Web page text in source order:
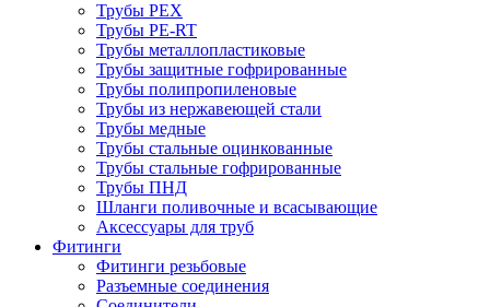
Трубы PEX
Трубы PE-RT
Трубы металлопластиковые
Трубы защитные гофрированные
Трубы полипропиленовые
Трубы из нержавеющей стали
Трубы медные
Трубы стальные оцинкованные
Трубы стальные гофрированные
Трубы ПНД
Шланги поливочные и всасывающие
Аксессуары для труб
Фитинги
Фитинги резьбовые
Разъемные соединения